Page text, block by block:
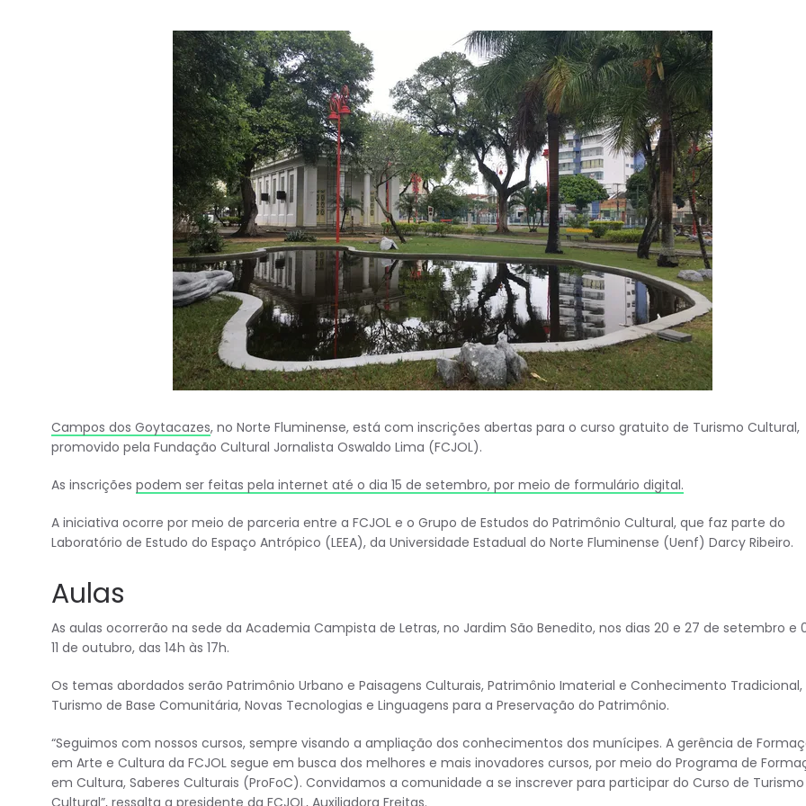
Campos dos Goytacazes, no Norte Fluminense, está com inscrições abertas para o curso gratuito de Turismo Cultural,
promovido pela Fundação Cultural Jornalista Oswaldo Lima (FCJOL).
As inscrições podem ser feitas pela internet até o dia 15 de setembro, por meio de formulário digital.
A iniciativa ocorre por meio de parceria entre a FCJOL e o Grupo de Estudos do Patrimônio Cultural, que faz parte do
Laboratório de Estudo do Espaço Antrópico (LEEA), da Universidade Estadual do Norte Fluminense (Uenf) Darcy Ribeiro.
Aulas
As aulas ocorrerão na sede da Academia Campista de Letras, no Jardim São Benedito, nos dias 20 e 27 de setembro e
11 de outubro, das 14h às 17h.
Os temas abordados serão Patrimônio Urbano e Paisagens Culturais, Patrimônio Imaterial e Conhecimento Tradicional,
Turismo de Base Comunitária, Novas Tecnologias e Linguagens para a Preservação do Patrimônio.
“Seguimos com nossos cursos, sempre visando a ampliação dos conhecimentos dos munícipes. A gerência de
em Arte e Cultura da FCJOL segue em busca dos melhores e mais inovadores cursos, por meio do Programa de
em Cultura, Saberes Culturais (ProFoC). Convidamos a comunidade a se inscrever para participar do Curso de Turismo